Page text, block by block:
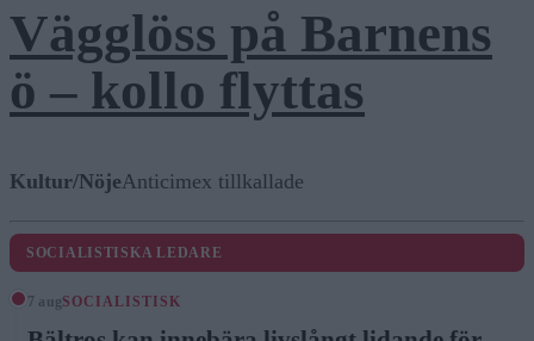
Vägglöss på Barnens
ö – kollo flyttas
Kultur/NöjeAnticimex tillkallade
SOCIALISTISKA LEDARE
7 augSOCIALISTISK